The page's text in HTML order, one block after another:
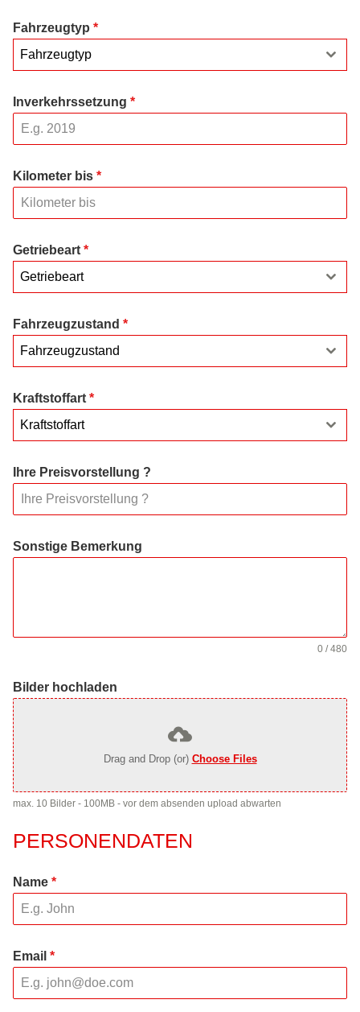
Fahrzeugtyp *
Fahrzeugtyp
Inverkehrssetzung *
Kilometer bis *
Getriebeart *
Getriebeart
Fahrzeugzustand *
Fahrzeugzustand
Kraftstoffart *
Kraftstoffart
Ihre Preisvorstellung ?
Sonstige Bemerkung
0 / 480
Bilder hochladen
Drag and Drop (or) Choose Files
max. 10 Bilder - 100MB - vor dem absenden upload abwarten
PERSONENDATEN
Name *
Email *